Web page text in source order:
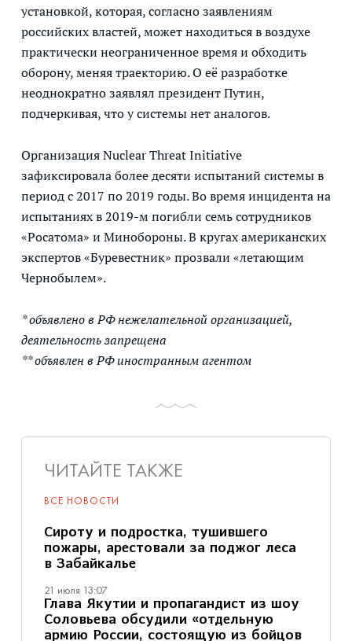
установкой, которая, согласно заявлениям
российских властей, может находиться в воздухе
практически неограниченное время и обходить
оборону, меняя траекторию. О её разработке
неоднократно заявлял президент Путин,
подчеркивая, что у системы нет аналогов.
Организация Nuclear Threat Initiative
зафиксировала более десяти испытаний системы в
период с 2017 по 2019 годы. Во время инцидента на
испытаниях в 2019-м погибли семь сотрудников
«Росатома» и Минобороны. В кругах американских
экспертов «Буревестник» прозвали «летающим
Чернобылем».
* объявлено в РФ нежелательной организацией,
деятельность запрещена
** объявлен в РФ иностранным агентом
ЧИТАЙТЕ ТАКЖЕ
ВСЕ НОВОСТИ
Сироту и подростка, тушившего
пожары, арестовали за поджог леса
в Забайкалье
21 июля 13:07
Глава Якутии и пропагандист из шоу
Соловьева обсудили «отдельную
армию России, состоящую из бойцов